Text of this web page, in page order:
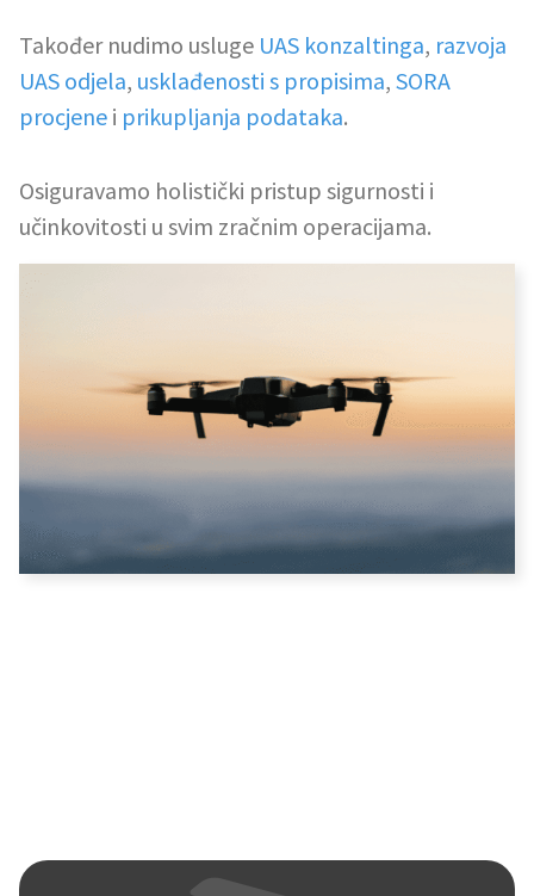
Također nudimo usluge UAS konzaltinga, razvoja
UAS odjela, usklađenosti s propisima, SORA
procjene i prikupljanja podataka.
Osiguravamo holistički pristup sigurnosti i
učinkovitosti u svim zračnim operacijama.